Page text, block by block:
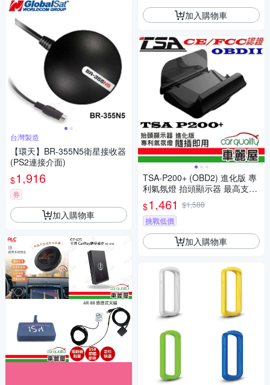
台灣製造
【環天】BR-355N5衛星接收器
(PS2連接介面)
$1,916
券
加入購物車
加入購物車
TSA-P200+ (OBD2) 進化版 專
利氣氛燈 抬頭顯示器 最高支援
到時速300(車麗屋)
$1,461 $1,588
挑戰低價
加入購物車